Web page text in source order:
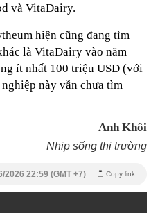
và VitaDairy.
hiện cũng đang tìm
là VitaDairy vào năm
ít nhất 100 triệu USD (với
này vẫn chưa tìm
Anh Khôi
Nhịp sống thị trường
Copy link
2026 22:59 (GMT +7)